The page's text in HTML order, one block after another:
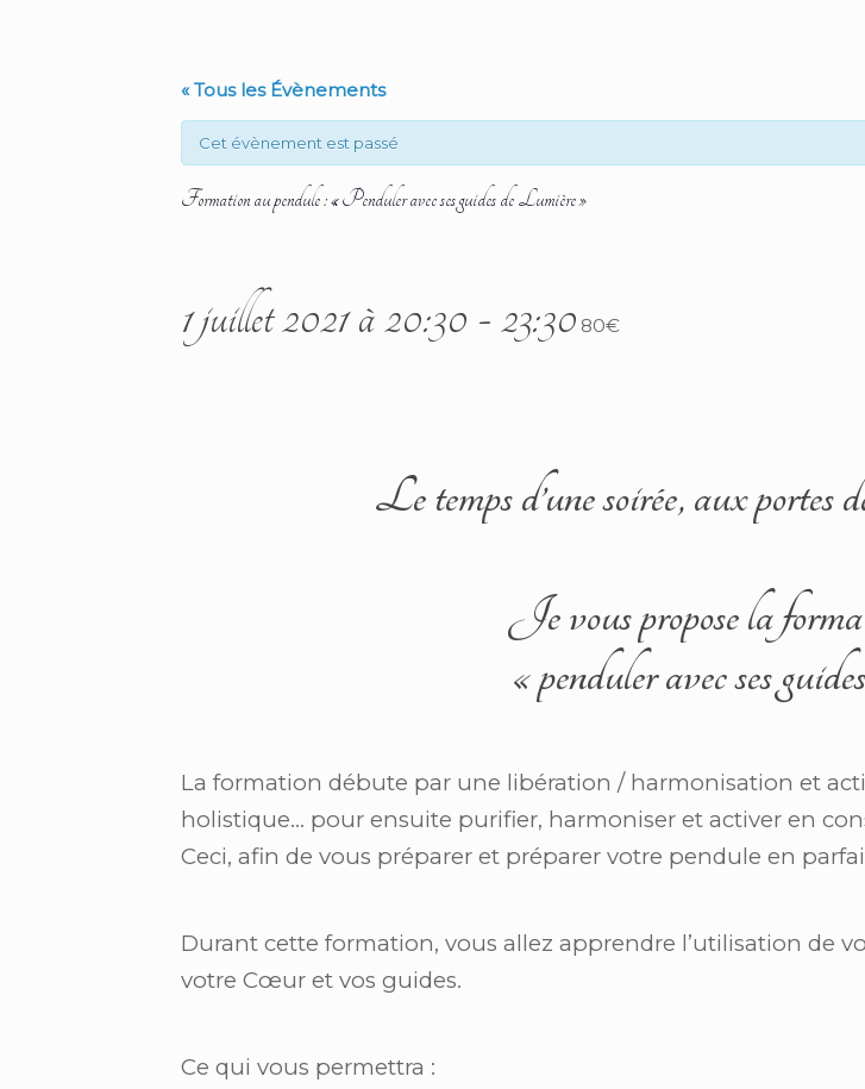
« Tous les Évènements
Cet évènement est passé
Formation au pendule : « Penduler avec ses guides de Lumière »
1 juillet 2021 à 20:30 -23:30 80€
Le temps d’une soirée, aux portes
Je vous propose la
« penduler avec ses
La formation débute par une libération / harmonisation et
holistique… pour ensuite purifier, harmoniser et activer en
Ceci, afin de vous préparer et préparer votre pendule en
Durant cette formation, vous allez apprendre l’utilisation de
votre Cœur et vos guides.
Ce qui vous permettra :